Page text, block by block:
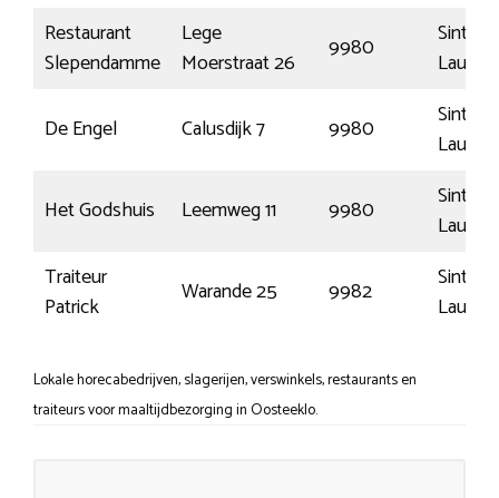
Restaurant
Slependamme
Lege
Moerstraat 26
9980
Sint-
De Engel
Calusdijk 7 9980
Sint-
Het Godshuis
Leemweg 11 9980
Sint-
Traiteur
Patrick
Warande 25 9982
Sint-
Lokale horecabedrijven, slagerijen, verswinkels, restaurants en
traiteurs voor maaltijdbezorging in Oosteeklo.